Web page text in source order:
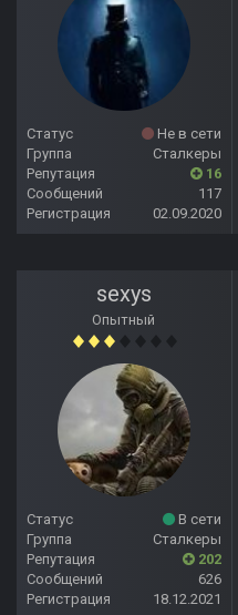
Статус
Не в сети
Группа
Сталкеры
Репутация
16
Сообщений
117
Регистрация
02.09.2020
sexys
Опытный
Статус
В сети
Группа
Сталкеры
Репутация
202
Сообщений
626
Регистрация
18.12.2021